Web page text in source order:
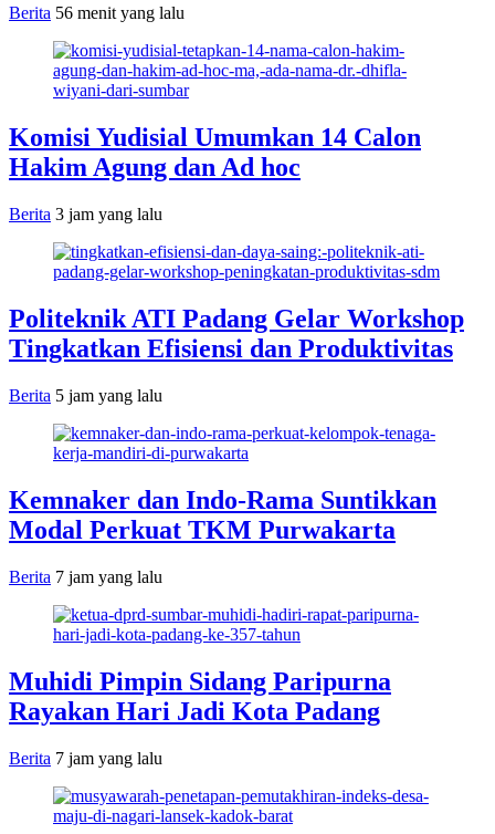
Berita 56 menit yang lalu
Komisi Yudisial Umumkan 14 Calon
Hakim Agung dan Ad hoc
Berita 3 jam yang lalu
Politeknik ATI Padang Gelar Workshop
Tingkatkan Efisiensi dan Produktivitas
Berita 5 jam yang lalu
Kemnaker dan Indo-Rama Suntikkan
Modal Perkuat TKM Purwakarta
Berita 7 jam yang lalu
Muhidi Pimpin Sidang Paripurna
Rayakan Hari Jadi Kota Padang
Berita 7 jam yang lalu